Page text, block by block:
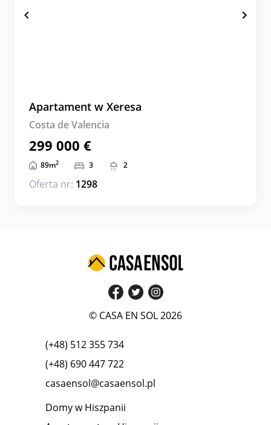
Apartament w Xeresa
Costa de Valencia
299 000 €
89m2 3 2
Oferta nr: 1298
© CASA EN SOL 2026
(+48) 512 355 734
(+48) 690 447 722
casaensol@casaensol.pl
Domy w Hiszpanii